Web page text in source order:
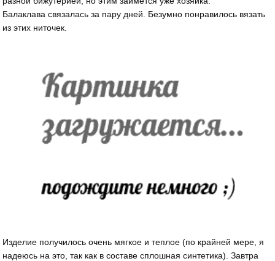
Балаклава связалась за пару дней. Безумно понравилось вязать
из этих ниточек.
Изделие получилось очень мягкое и теплое (по крайней мере, я
надеюсь на это, так как в составе сплошная синтетика). Завтра